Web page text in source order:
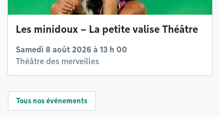
Les minidoux – La petite valise Théâtre
Samedi 8 août 2026 à 13 h 00
Théâtre des merveilles
Tous nos événements